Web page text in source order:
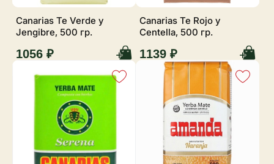
Canarias Te Verde y
Jengibre, 500 гр.
1056 ₽
Canarias Te Rojo y
Centella, 500 гр.
1139 ₽